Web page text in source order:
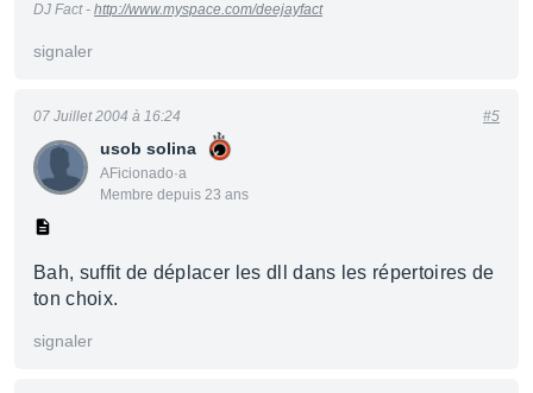
DJ Fact - http://www.myspace.com/deejayfact
signaler
usob solina
AFicionado·a
Membre depuis 23 ans
07 Juillet 2004 à 16:24 #5
Bah, suffit de déplacer les dll dans les répertoires de
ton choix.
signaler